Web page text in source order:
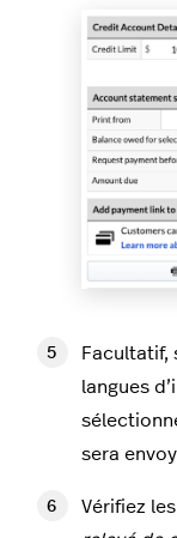
Facultatif,
langues
sera
Vérifiez